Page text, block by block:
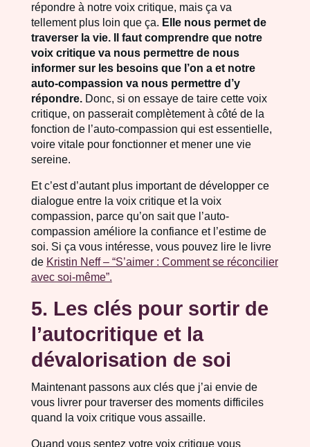
répondre à notre voix critique, mais ça va
tellement plus loin que ça. Elle nous permet de
traverser la vie. Il faut comprendre que notre
voix critique va nous permettre de nous
informer sur les besoins que l’on a et notre
auto-compassion va nous permettre d’y
répondre.Donc, si on essaye de taire cette voix
critique, on passerait complètement à côté de la
fonction de l’auto-compassion qui est essentielle,
voire vitale pour fonctionner et mener une vie
sereine.
Et c’est d’autant plus important de développer ce
dialogue entre la voix critique et la voix
compassion, parce qu’on sait que l’auto-
compassion améliore la confiance et l’estime de
soi. Si ça vous intéresse, vous pouvez lire le livre
de Kristin Neff – “S’aimer : Comment se réconcilier
avec soi-même”.
5. Les clés pour sortir de
l’autocritique et la
dévalorisation de soi
Maintenant passons aux clés que j’ai envie de
vous livrer pour traverser des moments difficiles
quand la voix critique vous assaille.
Quand vous sentez votre voix critique vous